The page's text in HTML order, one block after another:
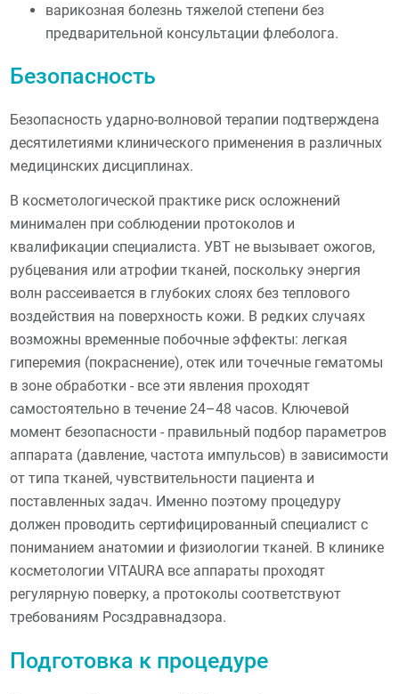
варикозная болезнь тяжелой степени без
предварительной консультации флеболога.
Безопасность
Безопасность ударно-волновой терапии подтверждена
десятилетиями клинического применения в различных
медицинских дисциплинах.
В косметологической практике риск осложнений
минимален при соблюдении протоколов и
квалификации специалиста. УВТ не вызывает ожогов,
рубцевания или атрофии тканей, поскольку энергия
волн рассеивается в глубоких слоях без теплового
воздействия на поверхность кожи. В редких случаях
возможны временные побочные эффекты: легкая
гиперемия (покраснение), отек или точечные гематомы
в зоне обработки - все эти явления проходят
самостоятельно в течение 24–48 часов. Ключевой
момент безопасности - правильный подбор параметров
аппарата (давление, частота импульсов) в зависимости
от типа тканей, чувствительности пациента и
поставленных задач. Именно поэтому процедуру
должен проводить сертифицированный специалист с
пониманием анатомии и физиологии тканей. В клинике
косметологии VITAURA все аппараты проходят
регулярную поверку, а протоколы соответствуют
требованиям Росздравнадзора.
Подготовка к процедуре